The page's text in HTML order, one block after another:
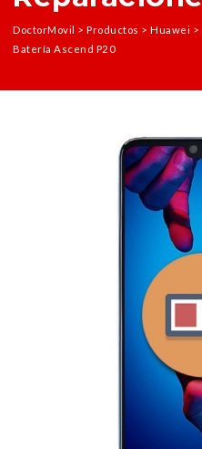
DoctorMovil > Productos > Huawei >
Batería Ascend P20